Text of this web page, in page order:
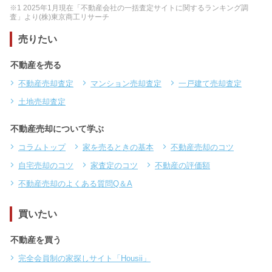
※1 2025年1月現在「不動産会社の一括査定サイトに関するランキング調
査」より(株)東京商工リサーチ
売りたい
不動産を売る
不動産売却査定 マンション売却査定
一戸建て売却査定
土地売却査定
不動産売却について学ぶ
コラムトップ 家を売るときの基本
不動産売却のコツ
自宅売却のコツ
家査定のコツ
不動産の評価額
不動産売却のよくある質問Q＆A
買いたい
不動産を買う
完全会員制の家探しサイト「Housii」